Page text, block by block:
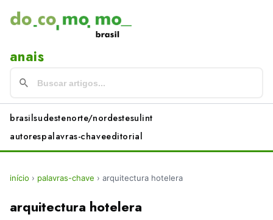
anais
brasilsudestenorte/nordestesulint
autorespalavras-chaveeditorial
início › palavras-chave › arquitectura hotelera
arquitectura hotelera